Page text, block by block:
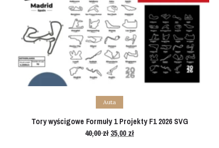
Add to cart
Auta
Tory wyścigowe Formuły 1 Projekty F1 2026 SVG
40,00zł Original
price
35,00 złCurrent
price